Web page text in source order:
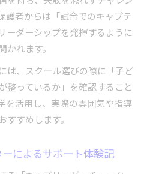
護者からは「試合でのキャプテ
ーダーシップを発揮するように
れます。
は、スクール選びの際に「子ど
整っているか」を確認すること
を活用し、実際の雰囲気や指導
すめします。
によるサポート体験記